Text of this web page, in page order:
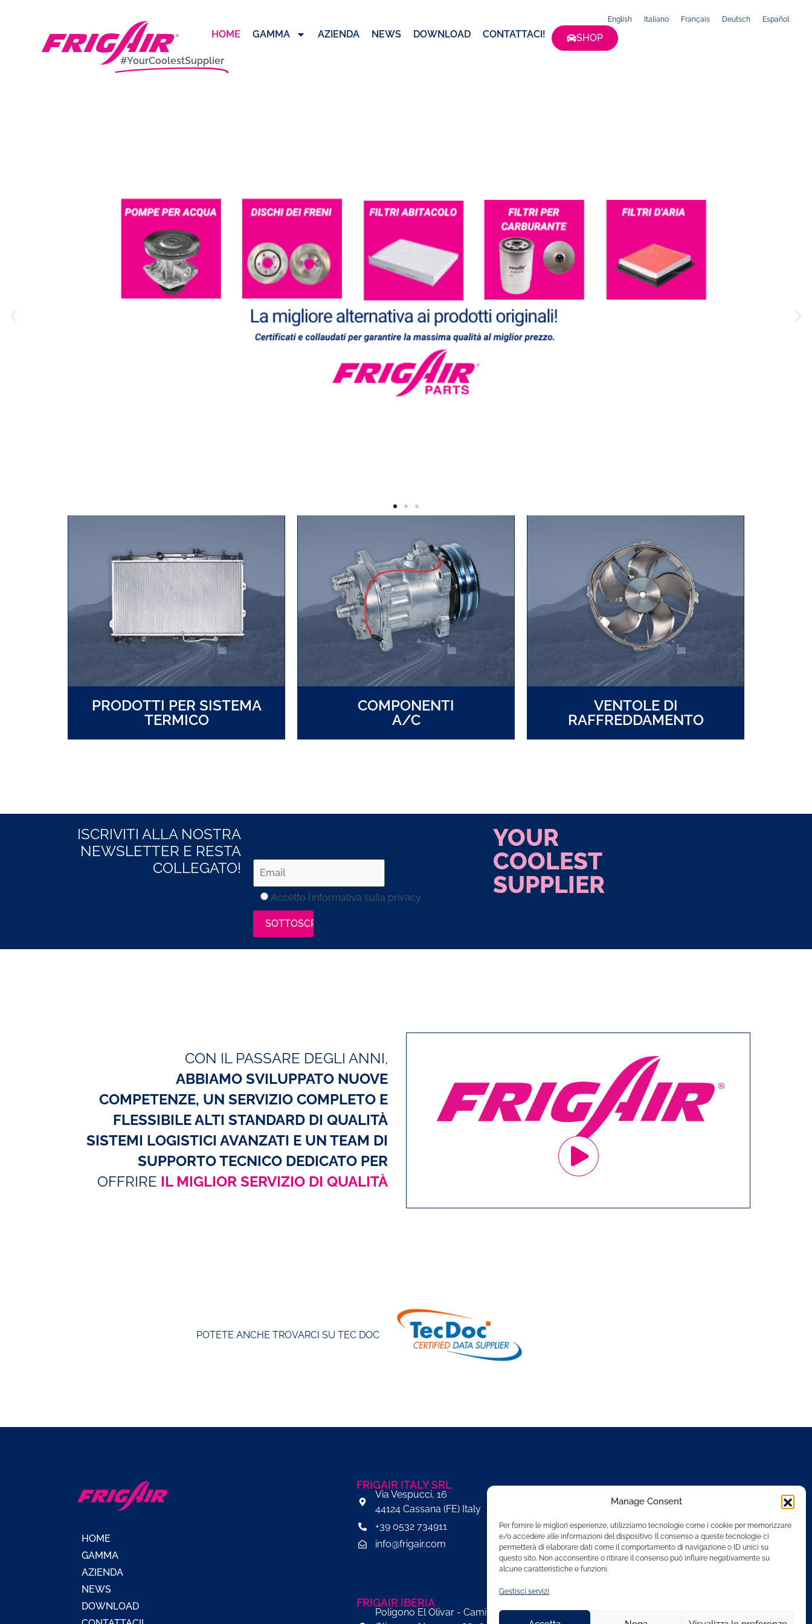
Manage Consent
Per fornire le migliori esperienze, utilizziamo tecnologie come i cookie per memorizzare
e/o accedere alle informazioni del dispositivo. Il consenso a queste tecnologie ci
permetterà di elaborare dati come il comportamento di navigazione o ID unici su
questo sito. Non acconsentire o ritirare il consenso può influire negativamente su
alcune caratteristiche e funzioni.
Gestisci servizi
English Italiano Français Deutsch Español
#YourCoolestSupplier
HOME GAMMA AZIENDA NEWS DOWNLOAD CONTATTACI! SHOP
PRODOTTI PER SISTEMA
TERMICO
COMPONENTI
A/C
VENTOLE DI
RAFFREDDAMENTO
ISCRIVITI ALLA NOSTRA
NEWSLETTER E RESTA
COLLEGATO!
Accetto l’informativa sulla privacy
YOUR
COOLEST
SUPPLIER
CON IL PASSARE DEGLI ANNI,
ABBIAMO SVILUPPATO NUOVE
COMPETENZE, UN SERVIZIO COMPLETO E
FLESSIBILE ALTI STANDARD DI QUALITÀ
SISTEMI LOGISTICI AVANZATI E UN TEAM DI
SUPPORTO TECNICO DEDICATO PER
OFFRIRE IL MIGLIOR SERVIZIO DI QUALITÀ
POTETE ANCHE TROVARCI SU TEC DOC
HOME
GAMMA
AZIENDA
NEWS
DOWNLOAD
FRIGAIR ITALY SRL
Via Vespucci, 16
44124 Cassana (FE) Italy
+39 0532 734911
info@frigair.com​
FRIGAIR IBERIA
Poligono El Olivar - Camino del